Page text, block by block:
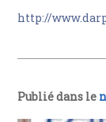
http://
Publié dans le